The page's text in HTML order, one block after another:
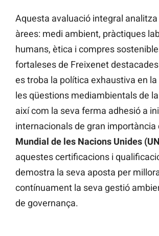
Aquesta avaluació integral
àrees: medi ambient, pràctiques
humans, ètica i compres
fortaleses de Freixenet
es troba la política exhaustiva en
les qüestions mediambientals de
així com la seva ferma adhesió a
internacionals de gran importància
Mundial de les Nacions Unides
aquestes certificacions i
demostra la seva aposta per
contínuament la seva gestió
de governança.